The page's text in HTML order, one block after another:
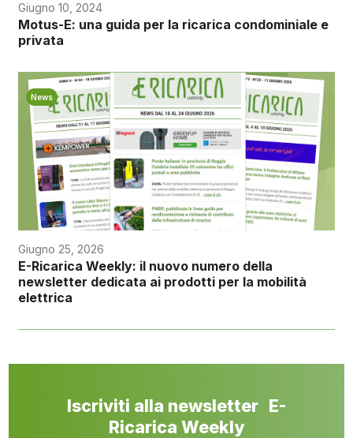
Giugno 10, 2024
Motus-E: una guida per la ricarica condominiale e
privata
News
Giugno 25, 2026
E-Ricarica Weekly: il nuovo numero della
newsletter dedicata ai prodotti per la mobilità
elettrica
Iscriviti alla newsletter E-
Ricarica Weekly